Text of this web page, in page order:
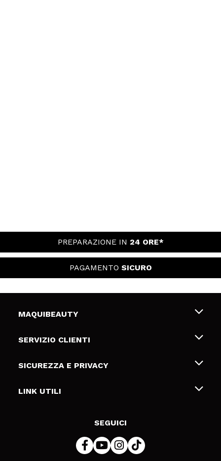
PREPARAZIONE IN 24 ORE*
PAGAMENTO SICURO
MAQUIBEAUTY
Chi siamo
Gift Cards
SERVIZIO CLIENTI
Spedizioni & Resi
Metodi di pagamamento
SICUREZZA E PRIVACY
Termini e condizioni
LINK UTILI
SEGUICI